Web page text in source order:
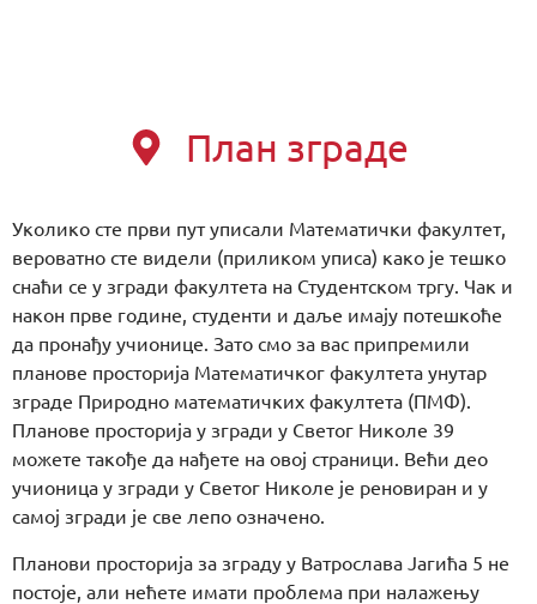
План зграде
Уколико сте први пут уписали Математички факултет,
вероватно сте видели (приликом уписа) како је тешко
снаћи се у згради факултета на Студентском тргу. Чак и
након прве године, студенти и даље имају потешкоће
да пронађу учионице. Зато смо за вас припремили
планове просторија Математичког факултета унутар
зграде Природно математичких факултета (ПМФ).
Планове просторија у згради у Светог Николе 39
можете такође да нађете на овој страници. Већи део
учионица у згради у Светог Николе је реновиран и у
самој згради је све лепо означено.
Планови просторија за зграду у Ватрослава Јагића 5 не
постоје, али нећете имати проблема при налажењу